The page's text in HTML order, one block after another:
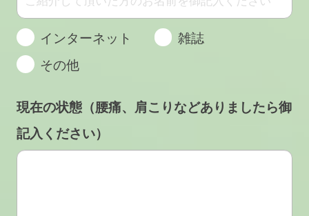
インターネット
雑誌
その他
現在の状態（腰痛、肩こりなどありましたら御
記入ください）